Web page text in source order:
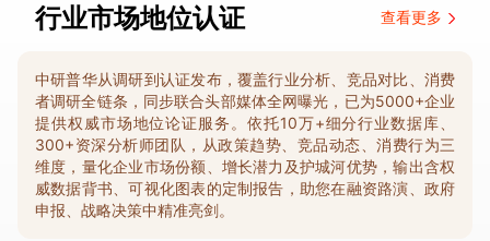
行业市场地位认证 查看更多
中研普华从调研到认证发布，覆盖行业分析、竞品对比、消费
者调研全链条，同步联合头部媒体全网曝光，已为5000+企业
提供权威市场地位论证服务。依托10万+细分行业数据库、
300+资深分析师团队，从政策趋势、竞品动态、消费行为三
维度，量化企业市场份额、增长潜力及护城河优势，输出含权
威数据背书、可视化图表的定制报告，助您在融资路演、政府
申报、战略决策中精准亮剑。